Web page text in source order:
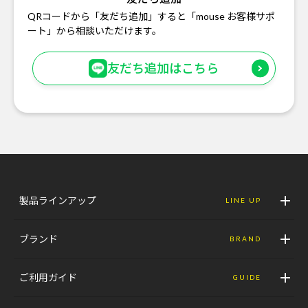
QRコードから「友だち追加」すると「mouse お客様サポ
ート」から相談いただけます。
友だち追加はこちら
製品ラインアップ LINE UP
ブランド BRAND
ご利用ガイド GUIDE